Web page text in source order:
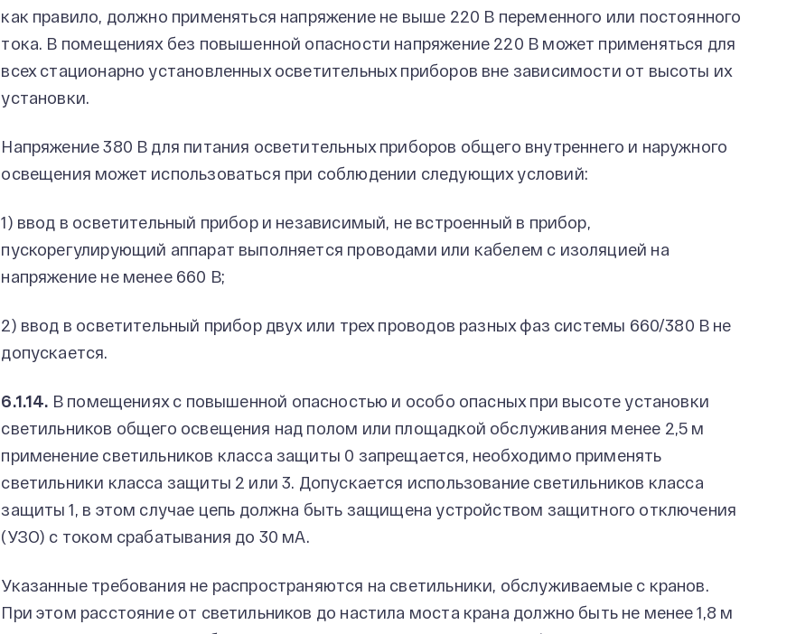
как правило, должно применяться напряжение не выше 220 В переменного или постоянного
тока. В помещениях без повышенной опасности напряжение 220 В может применяться для
всех стационарно установленных осветительных приборов вне зависимости от высоты их
установки.
Напряжение 380 В для питания осветительных приборов общего внутреннего и наружного
освещения может использоваться при соблюдении следующих условий:
1) ввод в осветительный прибор и независимый, не встроенный в прибор,
пускорегулирующий аппарат выполняется проводами или кабелем с изоляцией на
напряжение не менее 660 В;
2) ввод в осветительный прибор двух или трех проводов разных фаз системы 660/380 В не
допускается.
6.1.14. В помещениях с повышенной опасностью и особо опасных при высоте установки
светильников общего освещения над полом или площадкой обслуживания менее 2,5 м
применение светильников класса защиты 0 запрещается, необходимо применять
светильники класса защиты 2 или 3. Допускается использование светильников класса
защиты 1, в этом случае цепь должна быть защищена устройством защитного отключения
(УЗО) с током срабатывания до 30 мА.
Указанные требования не распространяются на светильники, обслуживаемые с кранов.
При этом расстояние от светильников до настила моста крана должно быть не менее 1,8 м